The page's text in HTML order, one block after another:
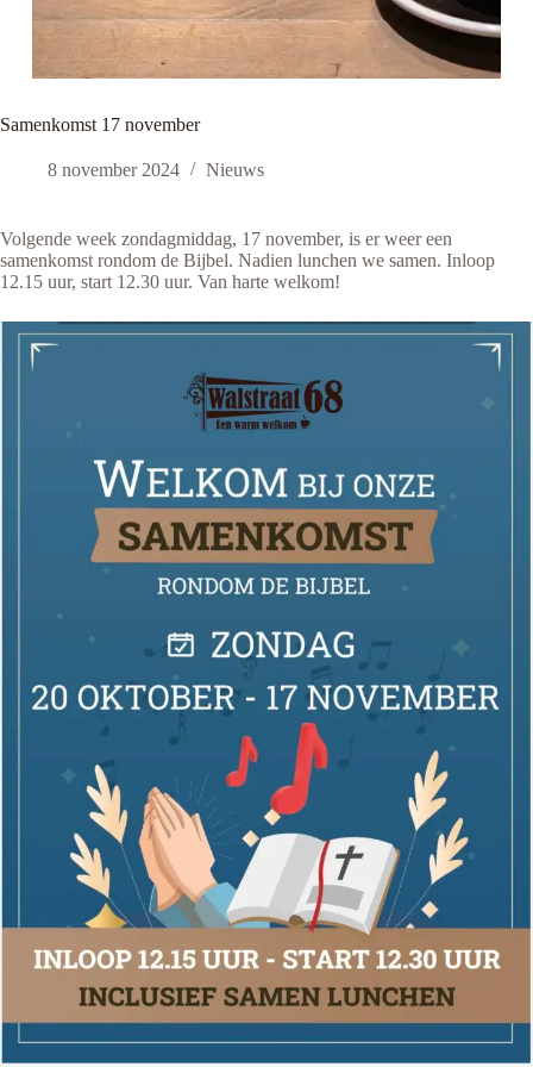
Samenkomst 17 november
8 november 2024 Nieuws
Volgende week zondagmiddag, 17 november, is er weer een
samenkomst rondom de Bijbel. Nadien lunchen we samen. Inloop
12.15 uur, start 12.30 uur. Van harte welkom!